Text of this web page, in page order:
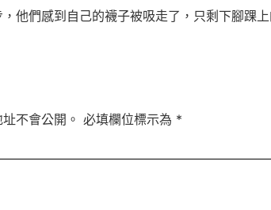
，他們感到自己的襪子被吸走了，只剩下腳踝
不會公開。 必填欄位標示為 *